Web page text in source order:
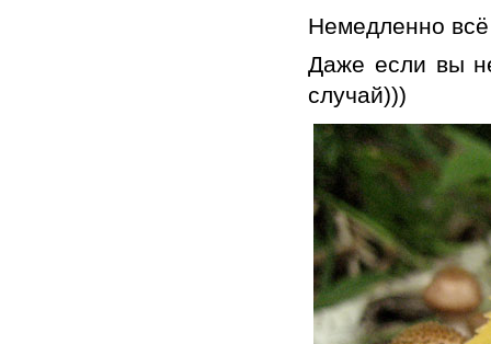
Немедленно
Даже если вы
случай)))